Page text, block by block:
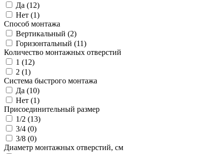
Да (12)
Нет (1)
Способ монтажа
Вертикальный (2)
Горизонтальный (11)
Количество монтажных отверстий
1 (12)
2 (1)
Система быстрого монтажа
Да (10)
Нет (1)
Присоединительный размер
1/2 (13)
3/4 (0)
3/8 (0)
Диаметр монтажных отверстий, см